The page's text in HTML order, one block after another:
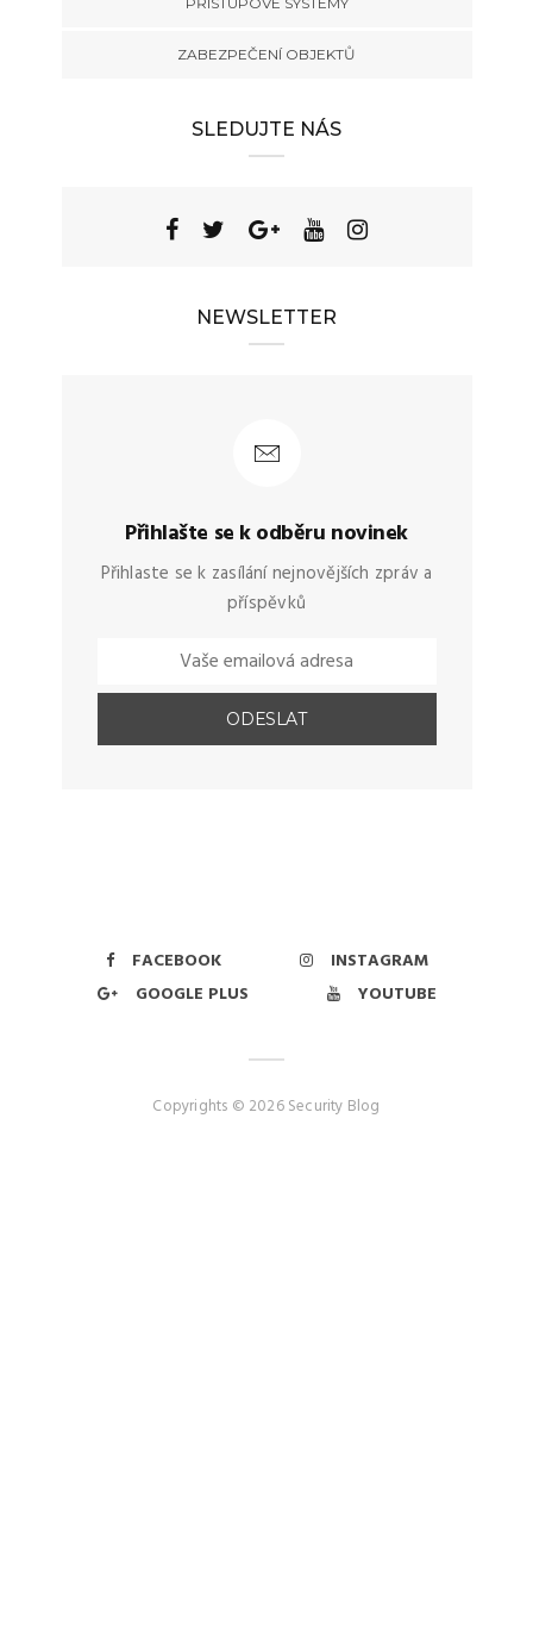
ZABEZPEČENÍ OBJEKTŮ
SLEDUJTE NÁS
NEWSLETTER
Přihlašte se k odběru novinek
Přihlaste se k zasílání nejnovějších zpráv a
příspěvků
FACEBOOK
INSTAGRAM
GOOGLE PLUS
YOUTUBE
Copyrights © 2026 Security Blog